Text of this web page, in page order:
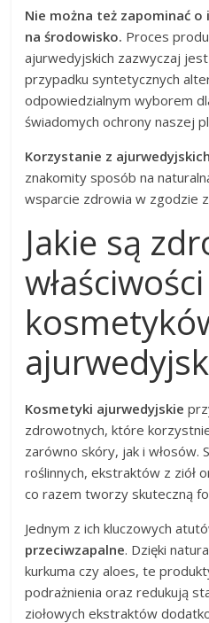
Nie można też zapominać o
na środowisko. Proces
ajurwedyjskich zazwyczaj
przypadku syntetycznych
odpowiedzialnym wyborem
świadomych ochrony naszej
Korzystanie z
znakomity sposób na
wsparcie zdrowia w zgodzie
Jakie są
właściwości
Kosmetyki ajurwedyjskie
zdrowotnych, które
zarówno skóry, jak i włosów.
roślinnych, ekstraktów z ziół
co razem tworzy skuteczną
Jednym z ich kluczowych
przeciwzapalne. Dzięki
kurkuma czy aloes, te
podrażnienia oraz redukują
ziołowych ekstraktów